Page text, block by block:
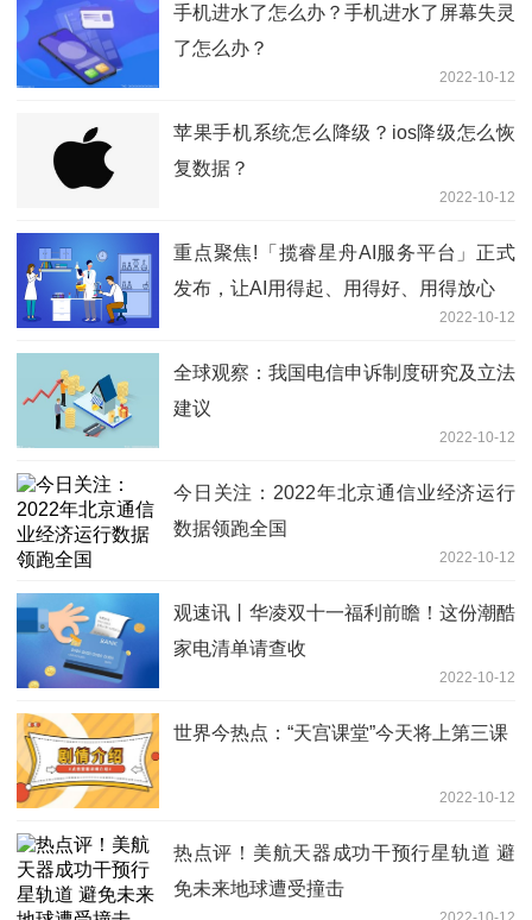
手机进水了怎么办？手机进水了屏幕失灵
了怎么办？
2022-10-12
苹果手机系统怎么降级？ios降级怎么恢
复数据？
2022-10-12
重点聚焦!「揽睿星舟AI服务平台」正式
发布，让AI用得起、用得好、用得放心
2022-10-12
全球观察：我国电信申诉制度研究及立法
建议
2022-10-12
今日关注：2022年北京通信业经济运行
数据领跑全国
2022-10-12
观速讯丨华凌双十一福利前瞻！这份潮酷
家电清单请查收
2022-10-12
世界今热点：“天宫课堂”今天将上第三课
2022-10-12
热点评！美航天器成功干预行星轨道 避
免未来地球遭受撞击